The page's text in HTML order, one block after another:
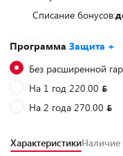
Программа Защита +
Без расширенной
На 1 год 220.00
На 2 года 270.00
Списание бонусов:
ХарактеристикиНаличие